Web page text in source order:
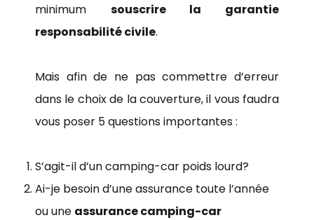
minimum souscrire la garantie
responsabilité civile.
Mais afin de ne pas commettre d’erreur
dans le choix de la couverture, il vous faudra
vous poser 5 questions importantes :
S’agit-il d’un camping-car poids lourd?
Ai-je besoin d’une assurance toute l’année
ou une assurance camping-car